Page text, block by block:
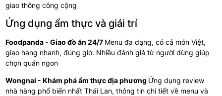
giao thông công cộng
Ứng dụng ẩm thực và giải trí
Foodpanda - Giao đồ ăn 24/7 Menu đa dạng, có cả món Việt,
giao hàng nhanh, đúng giờ. Nhiều đánh giá từ người dùng giúp
chọn quán ngon
Wongnai - Khám phá ẩm thực địa phương Ứng dụng review
nhà hàng phổ biến nhất Thái Lan, thông tin chi tiết về menu và